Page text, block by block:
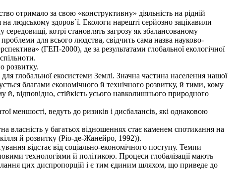
отримало за свою «конструктивну» діяльність на рідній
людському здоров´ї. Екологи нарешті серйозно зацікавили
котрі становлять загрозу як збалансованому
проблеми для всього людства, свідчить сама назва науково-
(ГЕП-2000), де за результатами глобальної екологічної
розвитку.
глобальної екосистеми Землі. Значна частина населення нашої
благами економічного й технічного розвитку, й тими, кому
й, відповідно, стійкість усього навколишнього природного
меншості, ведуть до ризиків і дисбалансів, які однаковою
власність у багатьох відношеннях стає каменем спотикання на
й розвитку (Ріо-де-Жанейро, 1992)).
відстає від соціально-економічного поступу. Темпи
технологіями й політикою. Процеси глобалізації мають
цих диспропорцій і є тим єдиним шляхом, що приведе до